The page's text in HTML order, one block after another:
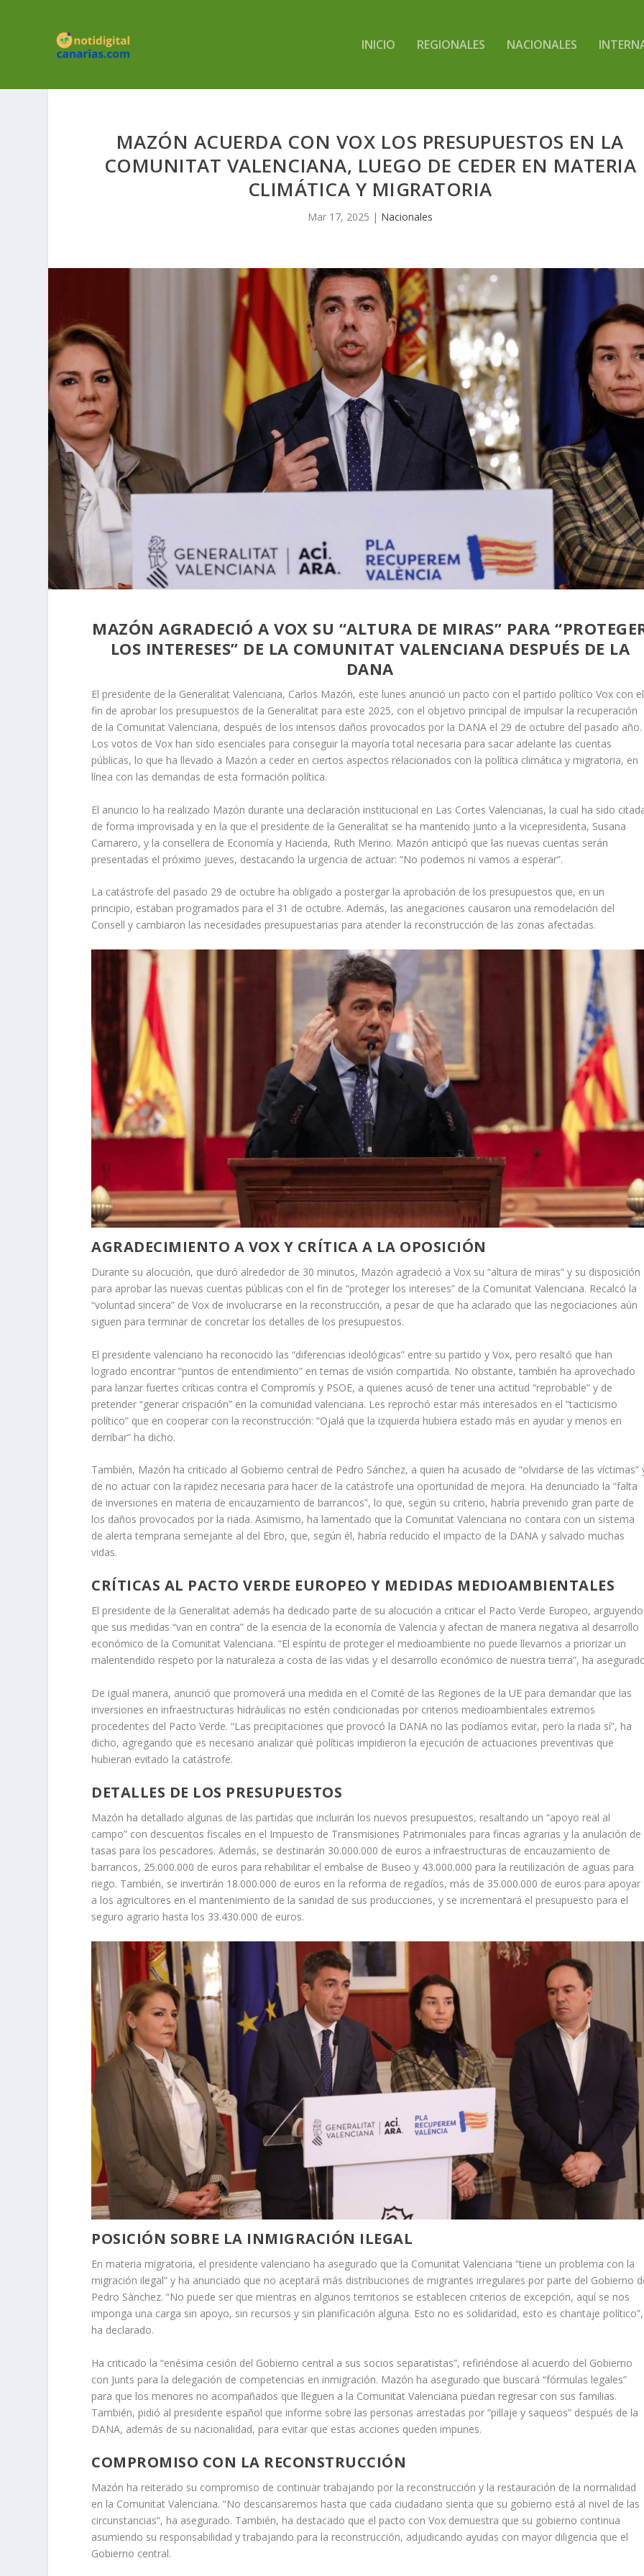
INICIO REGIONALES NACIONALES
MAZÓN ACUERDA CON VOX LOS PRESUPUESTOS EN LA
COMUNITAT VALENCIANA, LUEGO DE CEDER EN MATERIA
CLIMÁTICA Y MIGRATORIA
Mar 17, 2025 | Nacionales
MAZÓN AGRADECIÓ A VOX SU “ALTURA DE MIRAS” PARA
LOS INTERESES” DE LA COMUNITAT VALENCIANA DESPUÉS DE LA
DANA
El presidente de la Generalitat Valenciana, Carlos Mazón, este lunes anunció un pacto con el partido político Vox con el
fin de aprobar los presupuestos de la Generalitat para este 2025, con el objetivo principal de impulsar la recuperación
de la Comunitat Valenciana, después de los intensos daños provocados por la DANA el 29 de octubre del pasado año.
Los votos de Vox han sido esenciales para conseguir la mayoría total necesaria para sacar adelante las cuentas
públicas, lo que ha llevado a Mazón a ceder en ciertos aspectos relacionados con la política climática y migratoria, en
línea con las demandas de esta formación política.
El anuncio lo ha realizado Mazón durante una declaración institucional en Las Cortes Valencianas, la cual ha sido
de forma improvisada y en la que el presidente de la Generalitat se ha mantenido junto a la vicepresidenta, Susana
Camarero, y la consellera de Economía y Hacienda, Ruth Merino. Mazón anticipó que las nuevas cuentas serán
presentadas el próximo jueves, destacando la urgencia de actuar: “No podemos ni vamos a esperar”.
La catástrofe del pasado 29 de octubre ha obligado a postergar la aprobación de los presupuestos que, en un
principio, estaban programados para el 31 de octubre. Además, las anegaciones causaron una remodelación del
Consell y cambiaron las necesidades presupuestarias para atender la reconstrucción de las zonas afectadas.
AGRADECIMIENTO A VOX Y CRÍTICA A LA OPOSICIÓN
Durante su alocución, que duró alrededor de 30 minutos, Mazón agradeció a Vox su “altura de miras” y su disposición
para aprobar las nuevas cuentas públicas con el fin de “proteger los intereses” de la Comunitat Valenciana. Recalcó la
“voluntad sincera” de Vox de involucrarse en la reconstrucción, a pesar de que ha aclarado que las negociaciones aún
siguen para terminar de concretar los detalles de los presupuestos.
El presidente valenciano ha reconocido las “diferencias ideológicas” entre su partido y Vox, pero resaltó que han
logrado encontrar “puntos de entendimiento” en temas de visión compartida. No obstante, también ha aprovechado
para lanzar fuertes críticas contra el Compromís y PSOE, a quienes acusó de tener una actitud “reprobable” y de
pretender “generar crispación” en la comunidad valenciana. Les reprochó estar más interesados en el “tacticismo
político” que en cooperar con la reconstrucción: “Ojalá que la izquierda hubiera estado más en ayudar y menos en
derribar” ha dicho.
También, Mazón ha criticado al Gobierno central de Pedro Sánchez, a quien ha acusado de “olvidarse de las víctimas”
de no actuar con la rapidez necesaria para hacer de la catástrofe una oportunidad de mejora. Ha denunciado la “falta
de inversiones en materia de encauzamiento de barrancos”, lo que, según su criterio, habría prevenido gran parte de
los daños provocados por la riada. Asimismo, ha lamentado que la Comunitat Valenciana no contara con un sistema
de alerta temprana semejante al del Ebro, que, según él, habría reducido el impacto de la DANA y salvado muchas
vidas.
CRÍTICAS AL PACTO VERDE EUROPEO Y MEDIDAS MEDIOAMBIENTALES
El presidente de la Generalitat además ha dedicado parte de su alocución a criticar el Pacto Verde Europeo, arguyendo
que sus medidas “van en contra” de la esencia de la economía de Valencia y afectan de manera negativa al desarrollo
económico de la Comunitat Valenciana. “El espíritu de proteger el medioambiente no puede llevarnos a priorizar un
malentendido respeto por la naturaleza a costa de las vidas y el desarrollo económico de nuestra tierra”, ha
De igual manera, anunció que promoverá una medida en el Comité de las Regiones de la UE para demandar que las
inversiones en infraestructuras hidráulicas no estén condicionadas por criterios medioambientales extremos
procedentes del Pacto Verde. “Las precipitaciones que provocó la DANA no las podíamos evitar, pero la riada sí”, ha
dicho, agregando que es necesario analizar qué políticas impidieron la ejecución de actuaciones preventivas que
hubieran evitado la catástrofe.
DETALLES DE LOS PRESUPUESTOS
Mazón ha detallado algunas de las partidas que incluirán los nuevos presupuestos, resaltando un “apoyo real al
campo” con descuentos fiscales en el Impuesto de Transmisiones Patrimoniales para fincas agrarias y la anulación de
tasas para los pescadores. Además, se destinarán 30.000.000 de euros a infraestructuras de encauzamiento de
barrancos, 25.000.000 de euros para rehabilitar el embalse de Buseo y 43.000.000 para la reutilización de aguas para
riego. También, se invertirán 18.000.000 de euros en la reforma de regadíos, más de 35.000.000 de euros para apoyar
a los agricultores en el mantenimiento de la sanidad de sus producciones, y se incrementará el presupuesto para el
seguro agrario hasta los 33.430.000 de euros.
POSICIÓN SOBRE LA INMIGRACIÓN ILEGAL
En materia migratoria, el presidente valenciano ha asegurado que la Comunitat Valenciana “tiene un problema con la
migración ilegal” y ha anunciado que no aceptará más distribuciones de migrantes irregulares por parte del Gobierno
Pedro Sànchez. “No puede ser que mientras en algunos territorios se establecen criterios de excepción, aquí se nos
imponga una carga sin apoyo, sin recursos y sin planificación alguna. Esto no es solidaridad, esto es chantaje político”,
ha declarado.
Ha criticado la “enésima cesión del Gobierno central a sus socios separatistas”, refiriéndose al acuerdo del Gobierno
con Junts para la delegación de competencias en inmigración. Mazón ha asegurado que buscará “fórmulas legales”
para que los menores no acompañados que lleguen a la Comunitat Valenciana puedan regresar con sus familias.
También, pidió al presidente español que informe sobre las personas arrestadas por “pillaje y saqueos” después de la
DANA, además de su nacionalidad, para evitar que estas acciones queden impunes.
COMPROMISO CON LA RECONSTRUCCIÓN
Mazón ha reiterado su compromiso de continuar trabajando por la reconstrucción y la restauración de la normalidad
en la Comunitat Valenciana. “No descansaremos hasta que cada ciudadano sienta que su gobierno está al nivel de las
circunstancias”, ha asegurado. También, ha destacado que el pacto con Vox demuestra que su gobierno continua
asumiendo su responsabilidad y trabajando para la reconstrucción, adjudicando ayudas con mayor diligencia que el
Gobierno central.